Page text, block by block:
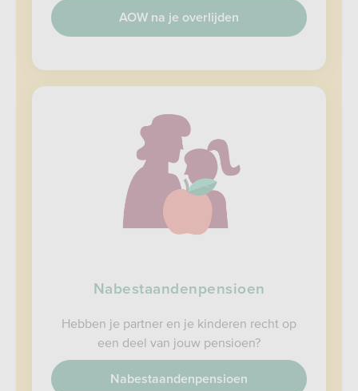
AOW na je overlijden
Nabestaandenpensioen
Hebben je partner en je kinderen recht op
een deel van jouw pensioen?
Nabestaandenpensioen